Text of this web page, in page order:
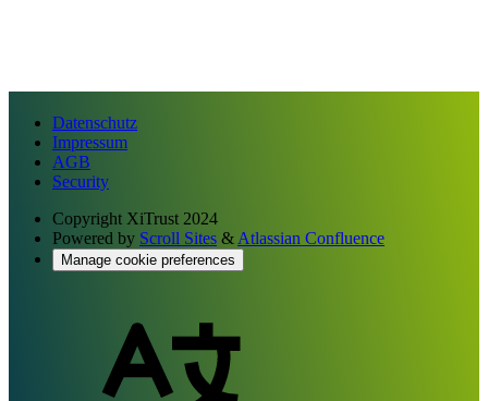
Datenschutz
Impressum
AGB
Security
Copyright XiTrust 2024
Powered by Scroll Sites & Atlassian Confluence
Manage cookie preferences